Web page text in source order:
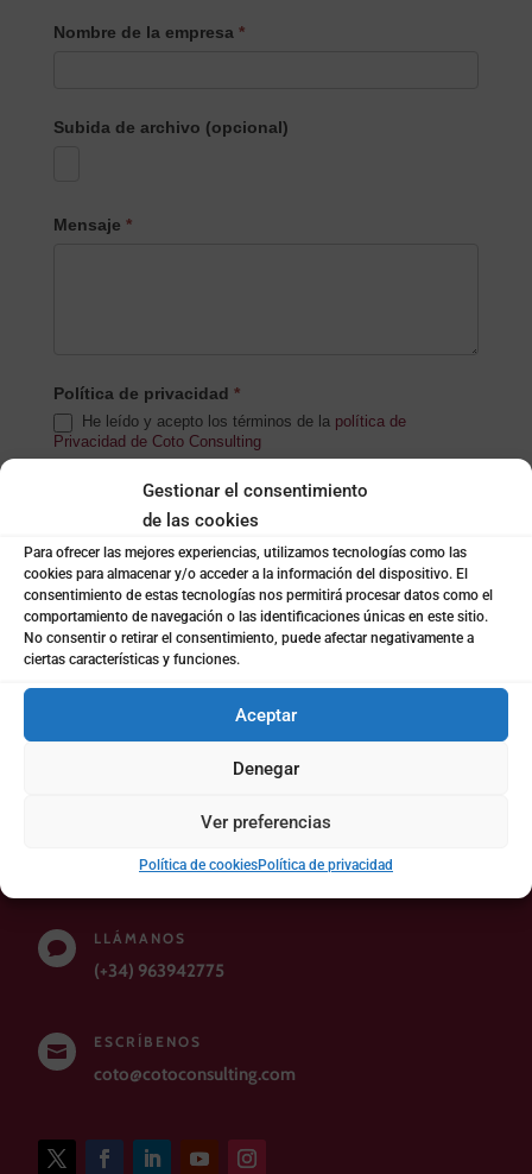
Gestionar el consentimiento
de las cookies
Para ofrecer las mejores experiencias, utilizamos tecnologías como las
cookies para almacenar y/o acceder a la información del dispositivo. El
consentimiento de estas tecnologías nos permitirá procesar datos como el
comportamiento de navegación o las identificaciones únicas en este sitio.
No consentir o retirar el consentimiento, puede afectar negativamente a
ciertas características y funciones.
Aceptar
Denegar
Ver preferencias
Política de cookiesPolítica de privacidad
Nombre de la empresa *
Subida de archivo (opcional)
Mensaje *
Política de privacidad *
He leído y acepto los términos de la política de
Privacidad de Coto Consulting
Notificaciones
Acepto recibir notificaciones de Coto Consulting.
(newsletters, cursos, informes, etc)
Enviar

LLÁMANOS
(+34) 963942775

ESCRÍBENOS
coto@cotoconsulting.com